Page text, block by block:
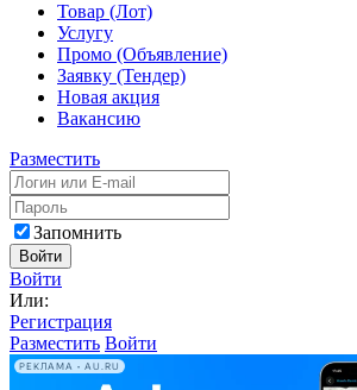
Товар (Лот)
Услугу
Промо (Объявление)
Заявку (Тендер)
Новая акция
Вакансию
Разместить
Запомнить
Войти
Войти
Или:
Регистрация
Разместить Войти
РЕКЛАМА • AU.RU